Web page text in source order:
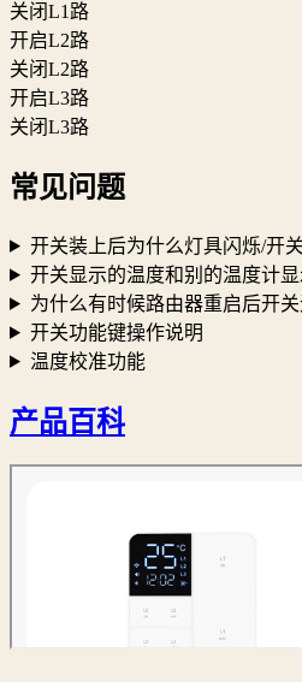
关闭L1路
开启L2路
关闭L2路
开启L3路
关闭L3路
常见问题
开关装上后为什么灯具闪烁/开
开关显示的温度和别的温度计显
为什么有时候路由器重启后开关
开关功能键操作说明
温度校准功能
产品百科